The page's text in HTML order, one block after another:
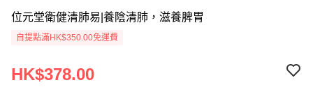
位元堂衛健清肺易|養陰清肺，滋養脾胃
自提點滿HK$350.00免運費
HK$378.00